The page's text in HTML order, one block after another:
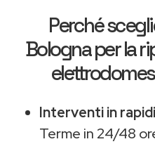
Perché
Bolognaper la
Interventi in rapidi
Terme in 24/48